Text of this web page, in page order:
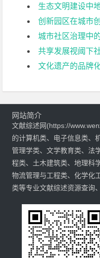
生态文明建设中地方政府
创新园区在城市创新能力
城市社区治理中
共享发展视阈下社
文化遗产的品牌化开
网站简介
文献综述网(https://
的计算机类、电子信息类、
管理学类、文学教育类、法
程类、土木建筑类、地理科
物流管理与工程类、化学化
类等专业文献综述资源查询